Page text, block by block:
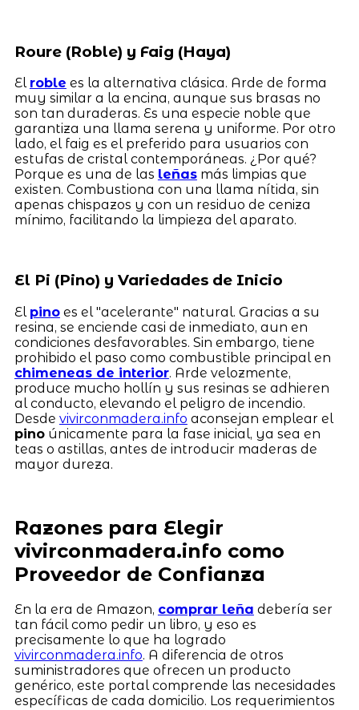
Roure (Roble) y Faig (Haya)
El roble es la alternativa clásica. Arde de forma
muy similar a la encina, aunque sus brasas no
son tan duraderas. Es una especie noble que
garantiza una llama serena y uniforme. Por otro
lado, el faig es el preferido para usuarios con
estufas de cristal contemporáneas. ¿Por qué?
Porque es una de las leñasmás limpias que
existen. Combustiona con una llama nítida, sin
apenas chispazos y con un residuo de ceniza
mínimo, facilitando la limpieza del aparato.
El Pi (Pino) y Variedades de Inicio
El pinoes el "acelerante" natural. Gracias a su
resina, se enciende casi de inmediato, aun en
condiciones desfavorables. Sin embargo, tiene
prohibido el paso como combustible principal en
chimeneas de interior. Arde velozmente,
produce mucho hollín y sus resinas se adhieren
al conducto, elevando el peligro de incendio.
Desde vivirconmadera.info aconsejan emplear el
pinoúnicamente para la fase inicial, ya sea en
teas o astillas, antes de introducir maderas de
mayor dureza.
Razones para Elegir
vivirconmadera.info como
Proveedor de Confianza
En la era de Amazon, comprar leña debería ser
tan fácil como pedir un libro, y eso es
precisamente lo que ha logrado
vivirconmadera.info. A diferencia de otros
suministradores que ofrecen un producto
genérico, este portal comprende las necesidades
específicas de cada domicilio. Los requerimientos